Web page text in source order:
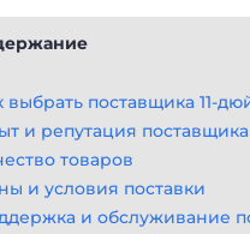
выбрать поставщика 11-
и репутация поставщика
товаров
и условия поставки
и обслуживание